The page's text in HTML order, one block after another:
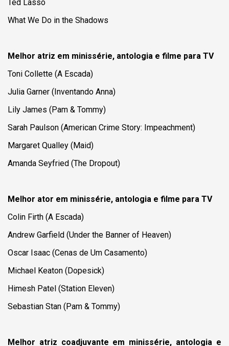
Ted Lasso
What We Do in the Shadows
Melhor atriz em minissérie, antologia e filme para TV
Toni Collette (A Escada)
Julia Garner (Inventando Anna)
Lily James (Pam & Tommy)
Sarah Paulson (American Crime Story: Impeachment)
Margaret Qualley (Maid)
Amanda Seyfried (The Dropout)
Melhor ator em minissérie, antologia e filme para TV
Colin Firth (A Escada)
Andrew Garfield (Under the Banner of Heaven)
Oscar Isaac (Cenas de Um Casamento)
Michael Keaton (Dopesick)
Himesh Patel (Station Eleven)
Sebastian Stan (Pam & Tommy)
Melhor atriz coadjuvante em minissérie, antologia e